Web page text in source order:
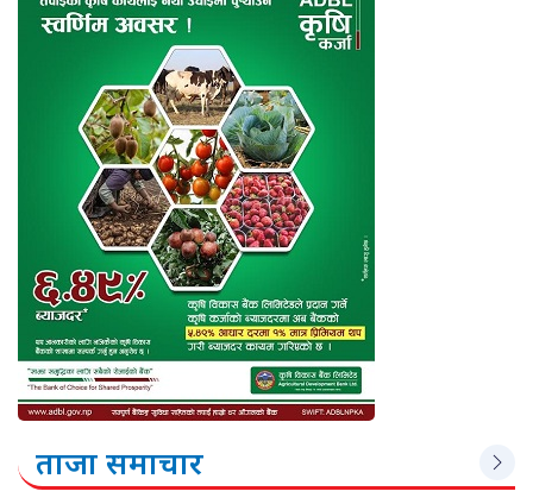
ताजा समाचार